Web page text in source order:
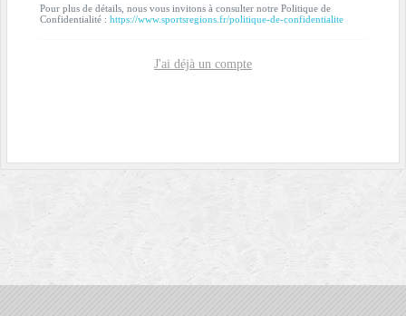
Pour plus de détails, nous vous invitons à consulter notre Politique de
Confidentialité : https://www.sportsregions.fr/politique-de-confidentialite
J'ai déjà un compte